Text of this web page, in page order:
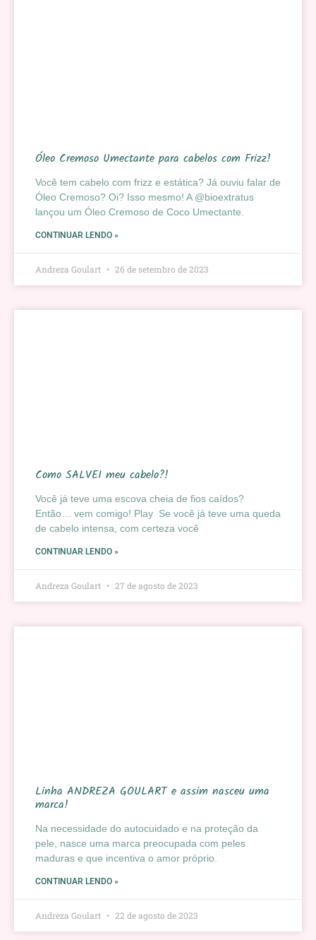
Óleo Cremoso Umectante para cabelos com Frizz!
Você tem cabelo com frizz e estática? Já ouviu falar de
Óleo Cremoso? Oi? Isso mesmo! A @bioextratus
lançou um Óleo Cremoso de Coco Umectante.
CONTINUAR LENDO »
Andreza Goulart 26 de setembro de 2023
Como SALVEI meu cabelo?!
Você já teve uma escova cheia de fios caídos?
Então… vem comigo! Play Se você já teve uma queda
de cabelo intensa, com certeza você
CONTINUAR LENDO »
Andreza Goulart 27 de agosto de 2023
Linha ANDREZA GOULART e assim nasceu uma
marca!
Na necessidade do autocuidado e na proteção da
pele, nasce uma marca preocupada com peles
maduras e que incentiva o amor próprio.
CONTINUAR LENDO »
Andreza Goulart 22 de agosto de 2023